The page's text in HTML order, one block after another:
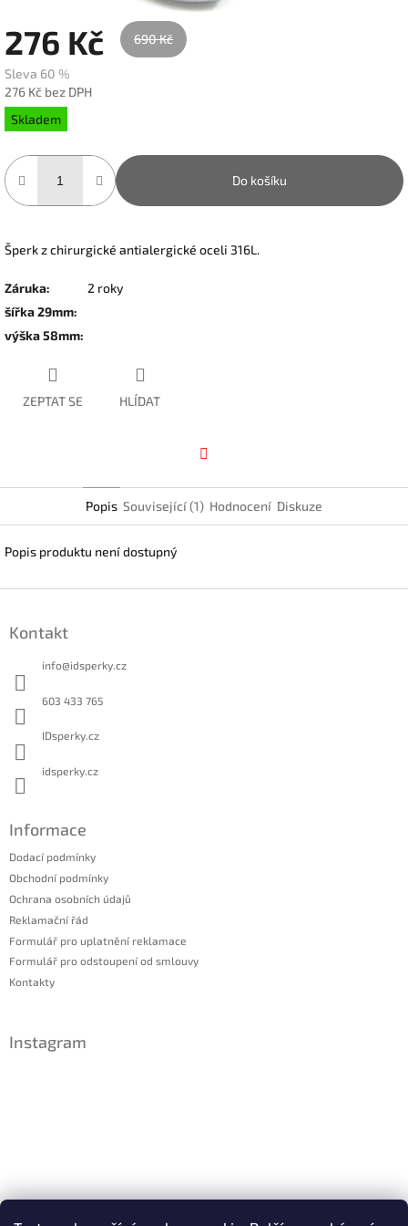
276 Kč 690 Kč
Sleva 60 %
276 Kč bez DPH
Měrná
cena:
Skladem
Do košíku
Šperk z chirurgické antialergické oceli 316L.
Záruka:
2 roky
šířka 29mm:
výška 58mm:
ZEPTAT SE HLÍDAT
Popis Související (1) Hodnocení Diskuze
Popis produktu není dostupný
Kontakt
info@idsperky.cz
603 433 765
IDsperky.cz
idsperky.cz
Informace
Dodací podmínky
Obchodní podmínky
Ochrana osobních údajů
Reklamační řád
Formulář pro uplatnění reklamace
Formulář pro odstoupení od smlouvy
Kontakty
Instagram
Sledovat na Instagramu